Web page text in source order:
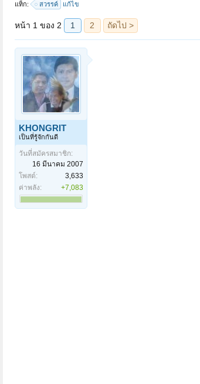
แท็ก: สวรรค์ แก้ไข
KHONGRIT
เป็นที่รู้จักกันดี
วันที่สมัครสมาชิก:
16 มีนาคม 2007
โพสต์:
3,633
ค่าพลัง:
+7,083